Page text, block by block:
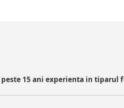
15 ani experienta in tiparul